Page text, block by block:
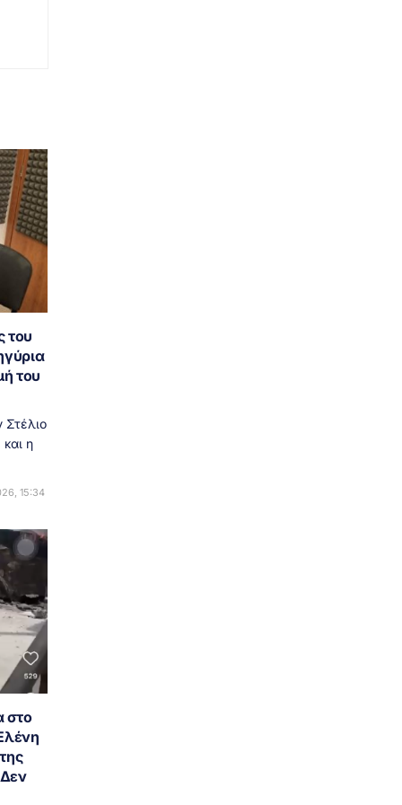
του
του
η
15:34
στο